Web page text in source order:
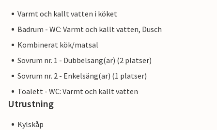
Varmt och kallt vatten i köket
Badrum - WC: Varmt och kallt vatten, Dusch
Kombinerat kök/matsal
Sovrum nr. 1 - Dubbelsäng(ar) (2 platser)
Sovrum nr. 2 - Enkelsäng(ar) (1 platser)
Toalett - WC: Varmt och kallt vatten
Utrustning
Kylskåp